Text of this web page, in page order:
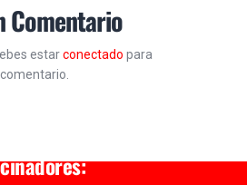
Comentario
estarconectado para